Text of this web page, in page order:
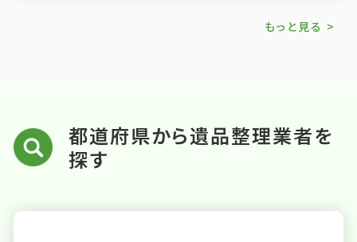
もっと見る >
都道府県から遺品整理業者を
探す